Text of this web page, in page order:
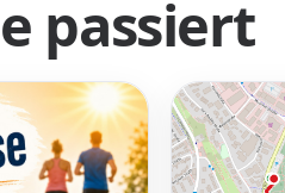
passiert